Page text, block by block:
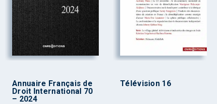
Annuaire Français de
Droit International 70
– 2024
Télévision 16